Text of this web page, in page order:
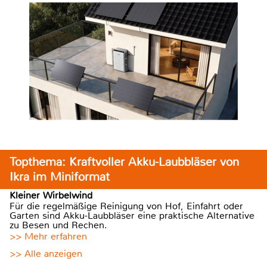
Topthema: Kraftvoller Akku-Laubbläser von
Ikra im Miniformat
Kleiner Wirbelwind
Für die regelmäßige Reinigung von Hof, Einfahrt oder
Garten sind Akku-Laubbläser eine praktische Alternative
zu Besen und Rechen.
>> Mehr erfahren
>> Alle anzeigen